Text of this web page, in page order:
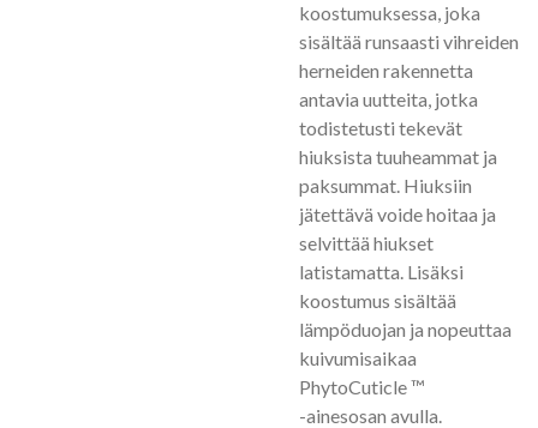
koostumuksessa, joka
sisältää runsaasti vihreiden
herneiden rakennetta
antavia uutteita, jotka
todistetusti tekevät
hiuksista tuuheammat ja
paksummat. Hiuksiin
jätettävä voide hoitaa ja
selvittää hiukset
latistamatta. Lisäksi
koostumus sisältää
lämpöduojan ja nopeuttaa
kuivumisaikaa
PhytoCuticle ™
-ainesosan avulla.